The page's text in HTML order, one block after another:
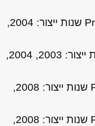
מאזדה 6 2.3, 5 דל’, Premium שנות ייצור: 2004,
מאזדה 6 2.3, Premium שנות ייצור: 2003, 2004,
מאזדה 6 2.5 4 דל’ Premium שנות ייצור: 2008,
מאזדה 6 2.5 5 דל’ Premium שנות ייצור: 2008,